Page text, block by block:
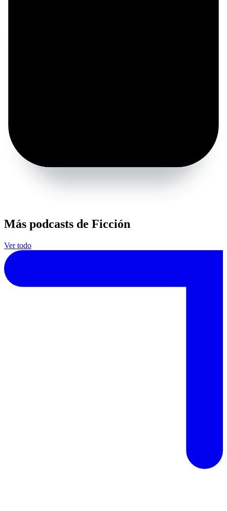
Más podcasts de Ficción
Ver todo